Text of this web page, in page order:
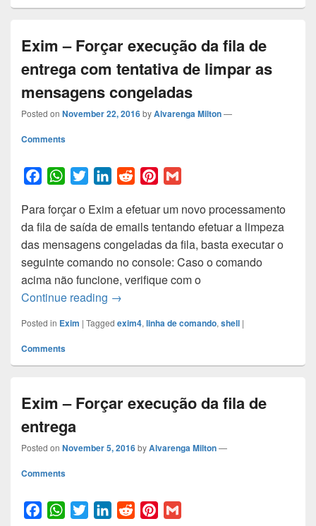
Exim – Forçar execução da fila de
entrega com tentativa de limpar as
mensagens congeladas
Posted on November 22, 2016byAlvarenga Milton—
Comments
c
e
b
o
o
k
W
a
t
s
A
p
p
i
t
t
e
r
n
k
e
d
I
n
R
d
d
i
t
n
t
e
r
e
a
i
l
Para forçar o Exim a efetuar um novo processamento
da fila de saída de emails tentando efetuar a limpeza
das mensagens congeladas da fila, basta executar o
seguinte comando no console: Caso o comando
acima não funcione, verifique com o
Continue reading Exim – Forçar execução da fila de
→
Posted in Exim | Tagged exim4, linha de comando, shell |
Comments
Exim – Forçar execução da fila de
entrega
Posted on November 5, 2016byAlvarenga Milton—
Comments
W
R